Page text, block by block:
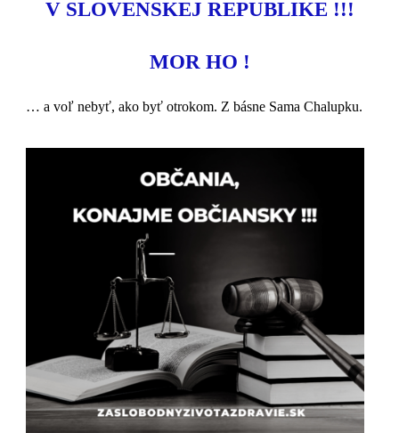
V SLOVENSKEJ REPUBLIKE !!!
MOR HO !
… a voľ nebyť, ako byť otrokom. Z básne Sama Chalupku.